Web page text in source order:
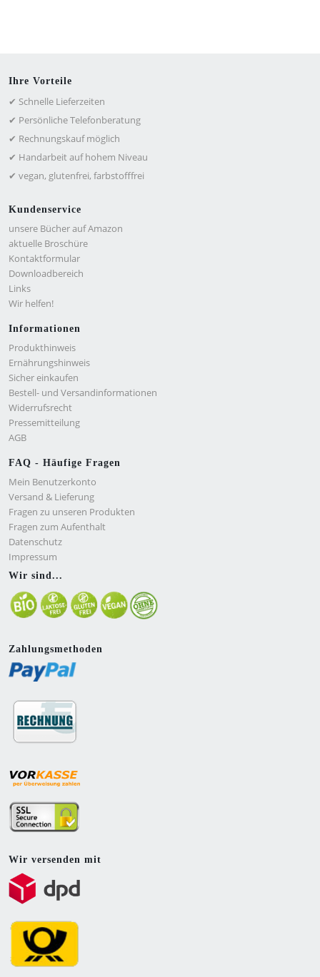
Ihre Vorteile
✔ Schnelle Lieferzeiten
✔ Persönliche Telefonberatung
✔ Rechnungskauf möglich
✔ Handarbeit auf hohem Niveau
✔ vegan, glutenfrei, farbstofffrei
Kundenservice
unsere Bücher auf Amazon
aktuelle Broschüre
Kontaktformular
Downloadbereich
Links
Wir helfen!
Informationen
Produkthinweis
Ernährungshinweis
Sicher einkaufen
Bestell- und Versandinformationen
Widerrufsrecht
Pressemitteilung
AGB
FAQ - Häufige Fragen
Mein Benutzerkonto
Versand & Lieferung
Fragen zu unseren Produkten
Fragen zum Aufenthalt
Datenschutz
Impressum
Wir sind...
Zahlungsmethoden
Wir versenden mit